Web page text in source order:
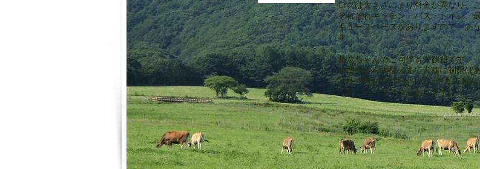
ログは大きさにより料金が異なり、
それぞれキッチン・バス・トイレ、
キュースペースがありますので、あ
す。
わんちゃんのご同伴も大歓迎です。
小型犬から大型犬まで犬種に制限は
3棟いずれのログもリビングまでわ
です。ドッグランもあります。